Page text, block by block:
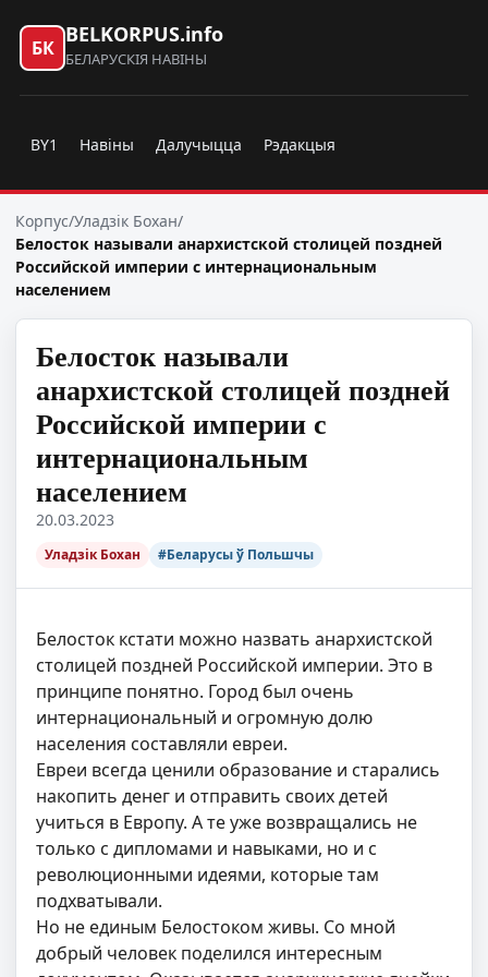
БК
BELKORPUS.info
БЕЛАРУСКІЯ НАВІНЫ
BY1 Навіны Далучыцца Рэдакцыя
Корпус/Уладзік Бохан/
Белосток называли анархистской столицей поздней
Российской империи с интернациональным
населением
Белосток называли
анархистской столицей поздней
Российской империи с
интернациональным
населением
20.03.2023
Уладзік Бохан #Беларусы ў Польшчы
Белосток кстати можно назвать анархистской
столицей поздней Российской империи. Это в
принципе понятно. Город был очень
интернациональный и огромную долю
населения составляли евреи.
Евреи всегда ценили образование и старались
накопить денег и отправить своих детей
учиться в Европу. А те уже возвращались не
только с дипломами и навыками, но и с
революционными идеями, которые там
подхватывали.
Но не единым Белостоком живы. Со мной
добрый человек поделился интересным